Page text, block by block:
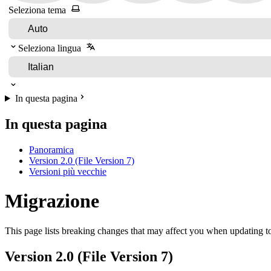
Seleziona tema
Seleziona lingua
In questa pagina
In questa pagina
Panoramica
Version 2.0 (File Version 7)
Versioni più vecchie
Migrazione
This page lists breaking changes that may affect you when updating
Version 2.0 (File Version 7)